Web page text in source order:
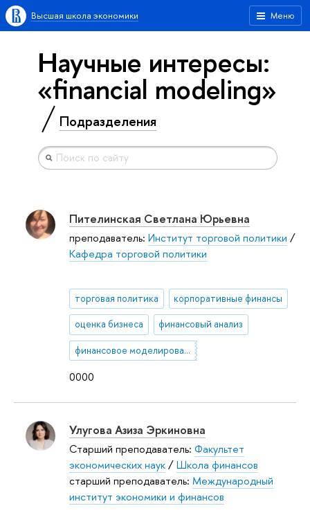
Меню
Высшая школа экономики
Научные интересы:
«financial modeling»
Подразделения
0000
Пителинская Светлана Юрьевна
преподаватель: Институт торговой политики /
Кафедра торговой политики
торговая политика корпоративные финансы
оценка бизнеса финансовый анализ
финансовое моделирование
Улугова Азиза Эркиновна
Старший преподаватель: Факультет
экономических наук/Школа финансов
старший преподаватель: Международный
институт экономики и финансов